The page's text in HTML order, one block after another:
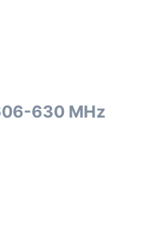
630 MHz